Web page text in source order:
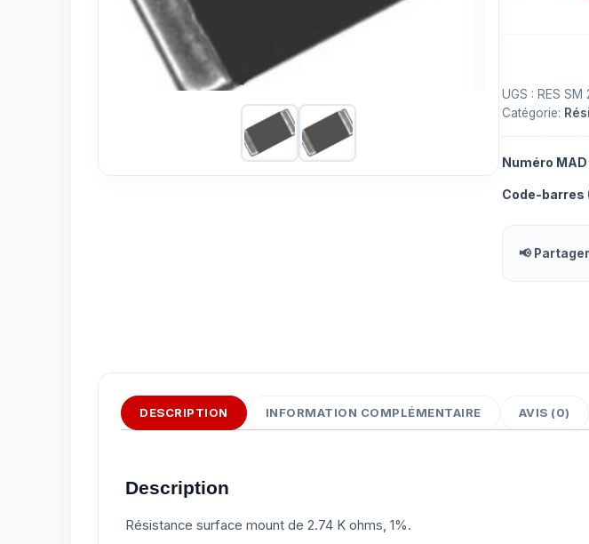
mount
UGS : RES SM
Catégorie:
Numéro MAD
Code-barres
📢
DESCRIPTION INFORMATION COMPLÉMENTAIRE AVIS (0)
Description
Résistance surface mount de 2.74 K ohms, 1%.